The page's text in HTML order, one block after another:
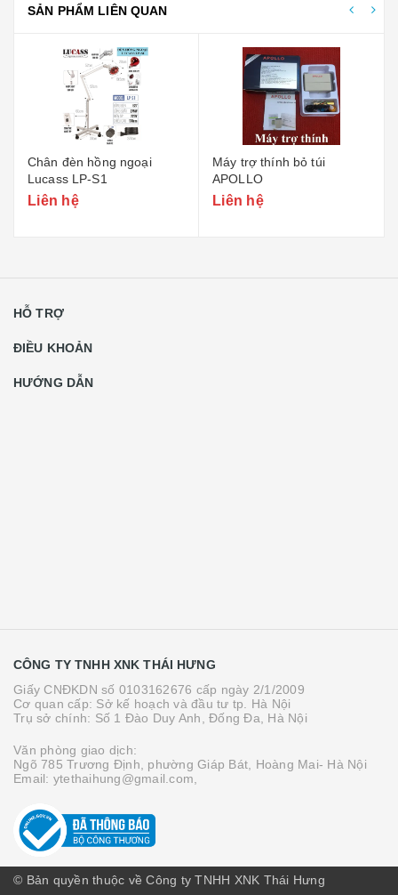
SẢN PHẨM LIÊN QUAN
Chân đèn hồng ngoại
Lucass LP-S1
Liên hệ
Máy trợ thính bỏ túi
APOLLO
Liên hệ
HỖ TRỢ
ĐIỀU KHOẢN
HƯỚNG DẪN
CÔNG TY TNHH XNK THÁI HƯNG
Giấy CNĐKDN số 0103162676 cấp ngày 2/1/2009
Cơ quan cấp: Sở kế hoạch và đầu tư tp. Hà Nội
Trụ sở chính: Số 1 Đào Duy Anh, Đống Đa, Hà Nội
Văn phòng giao dịch:
Ngõ 785 Trương Định, phường Giáp Bát, Hoàng Mai- Hà Nội
Email: ytethaihung@gmail.com,
© Bản quyền thuộc về Công ty TNHH XNK Thái Hưng